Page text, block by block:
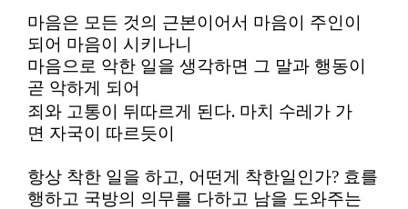
마음은 모든 것의 근본이어서 마음이 주인이
되어 마음이 시키나니
마음으로 악한 일을 생각하면 그 말과 행동이
곧 악하게 되어
죄와 고통이 뒤따르게 된다. 마치 수레가 가
면 자국이 따르듯이
항상 착한 일을 하고, 어떤게 착한일인가? 효를
행하고 국방의 의무를 다하고 남을 도와주는